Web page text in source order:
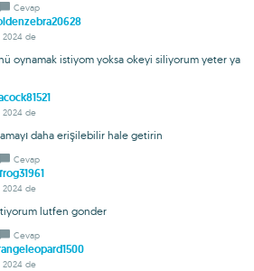
Cevap
2024 de
oynamak istiyom yoksa okeyi siliyorum yeter ya
2024 de
daha erişilebilir hale getirin
Cevap
2024 de
lutfen gonder
Cevap
2024 de